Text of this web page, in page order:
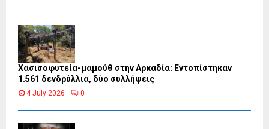
Χασισοφυτεία-μαμούθ στην Αρκαδία: Εντοπίστηκαν
1.561 δενδρύλλια, δύο συλλήψεις
4 July 2026 0